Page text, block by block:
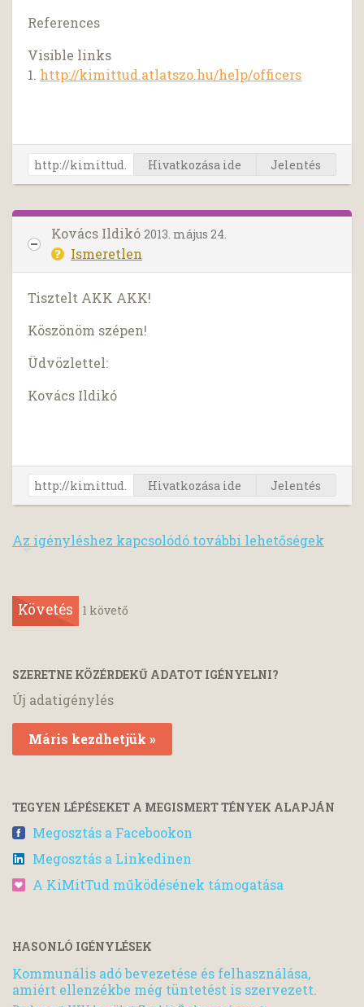
References
Visible links
1. http://kimittud.atlatszo.hu/help/officers
Hivatkozása ide Jelentés
Kovács Ildikó 2013. május 24.
Ismeretlen
Tisztelt AKK AKK!
Köszönöm szépen!
Üdvözlettel:
Kovács Ildikó
Hivatkozása ide Jelentés
Az igényléshez kapcsolódó további lehetőségek
Követés 1 követő
SZERETNE KÖZÉRDEKŰ ADATOT IGÉNYELNI?
Új adatigénylés
Máris kezdhetjük »
TEGYEN LÉPÉSEKET A MEGISMERT TÉNYEK ALAPJÁN
Megosztás a Facebookon
Megosztás a Linkedinen
A KiMitTud működésének támogatása
HASONLÓ IGÉNYLÉSEK
Kommunális adó bevezetése és felhasználása,
amiért ellenzékbe még tüntetést is szervezett.